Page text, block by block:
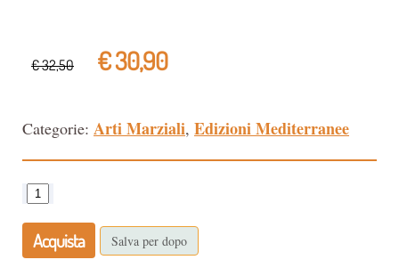
€ 32,50 € 30,90
Categorie: Arti Marziali, Edizioni Mediterranee
Acquista Salva per dopo